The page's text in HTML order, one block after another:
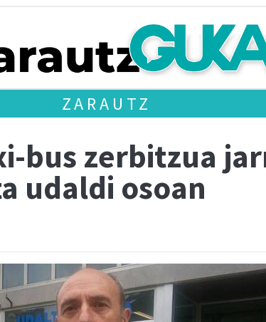
ZARAUTZ
bus zerbitzua
udaldi osoan